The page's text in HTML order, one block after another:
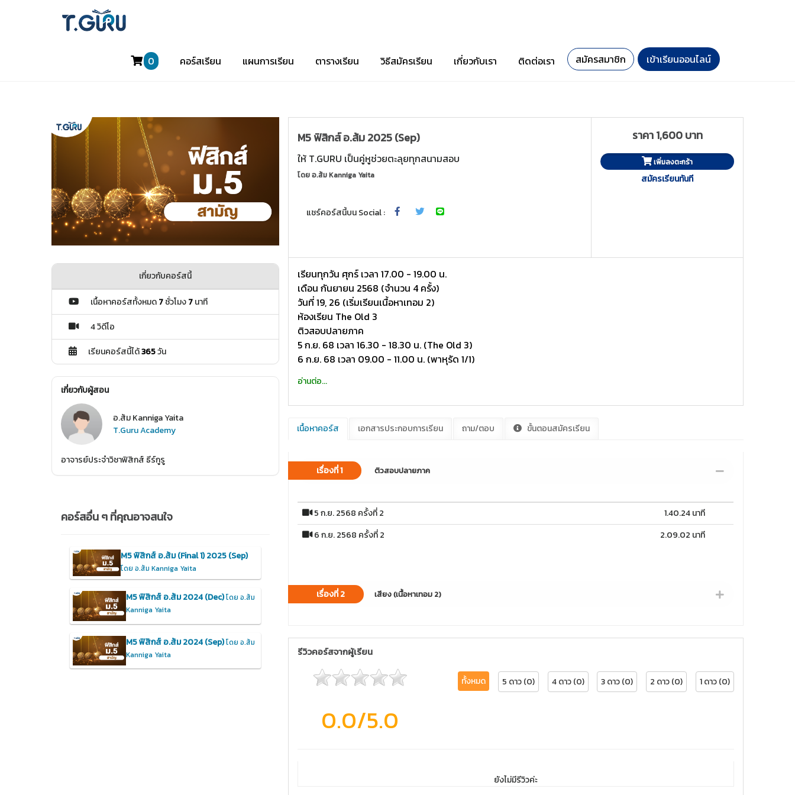
0 คอร์สเรียน แผนการเรียน ตารางเรียน วิธีสมัครเรียน เกี่ยวกับเรา ติดต่อเรา สมัครสมาชิก เข้าเรียนออนไลน์
M5 ฟิสิกส์ อ.ส้ม 2025 (Sep)
ให้ T.GURU เป็นคู่หูช่วยตะลุยทุกสนามสอบ
โดยอ.ส้ม Kanniga Yaita
แชร์คอร์สนี้บน Social :
ราคา 1,600 บาท
เพิ่มลงตะกร้า
สมัครเรียนทันที
เรียนทุกวัน ศุกร์ เวลา 17.00 - 19.00 น.
เดือน กันยายน 2568 (จำนวน 4 ครั้ง)
วันที่ 19, 26 (เริ่มเรียนเนื้อหาเทอม 2)
ห้องเรียน The Old 3
ติวสอบปลายภาค
5 ก.ย. 68 เวลา 16.30 - 18.30 น. (The Old 3)
6 ก.ย. 68 เวลา 09.00 - 11.00 น. (พาหุรัด 1/1)
อ่านต่อ...
เนื้อหาคอร์ส เอกสารประกอบการเรียน ถาม/ตอบ ขั้นตอนสมัครเรียน
เรื่องที่ 1 ติวสอบปลายภาค
5 ก.ย. 2568 ครั้งที่ 2
1.40.24 นาที
6 ก.ย. 2568 ครั้งที่ 2
2.09.02 นาที
เรื่องที่ 2 เสียง (เนื้อหาเทอม 2)
รีวิวคอร์สจากผู้เรียน
0.0/5.0
ทั้งหมด 5 ดาว (0) 4 ดาว (0) 3 ดาว (0) 2 ดาว (0) 1 ดาว (0)
ยังไม่มีรีวิวค่ะ
เกี่ยวกับคอร์สนี้
เนื้อหาคอร์สทั้งหมด7ชั่วโมง7นาที
4 วิดีโอ
เรียนคอร์สนี้ได้365วัน
เกี่ยวกับผู้สอน
อ.ส้ม Kanniga Yaita
T.Guru Academy
อาจารย์ประจำวิชาฟิสิกส์ ธีร์กูรู
คอร์สอื่น ๆ ที่คุณอาจสนใจ
M5 ฟิสิกส์ อ.ส้ม (Final 1) 2025 (Sep)
โดย อ.ส้ม Kanniga Yaita
M5 ฟิสิกส์ อ.ส้ม 2024 (Dec)โดย อ.ส้ม
Kanniga Yaita
M5 ฟิสิกส์ อ.ส้ม 2024 (Sep)โดย อ.ส้ม
Kanniga Yaita